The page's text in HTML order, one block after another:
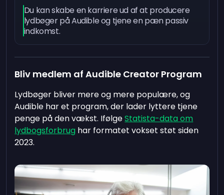
Du kan skabe en karriere ud af at producere
lydbøger på Audible og tjene en pæn passiv
indkomst.
Bliv medlem af Audible Creator Program
Lydbøger bliver mere og mere populære, og
Audible har et program, der lader lyttere tjene
penge på den vækst. IfølgeStatista-data om
lydbogsforbrug har formatet vokset støt siden
2023.